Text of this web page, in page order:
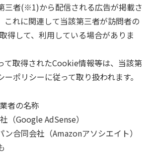
三者(※1)から配信される広告が掲載さ
これに関連して当該第三者が訪問者の
得して、利用している場合がありま
て取得されたCookie情報等は、当該第
ポリシーに従って取り扱われます。
者の名称
（Google AdSense）
ン合同会社（Amazonアソシエイト）